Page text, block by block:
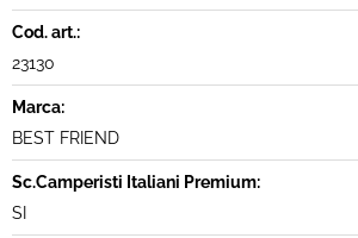
Cod. art.:
23130
Marca:
BEST FRIEND
Sc.Camperisti Italiani Premium:
SI